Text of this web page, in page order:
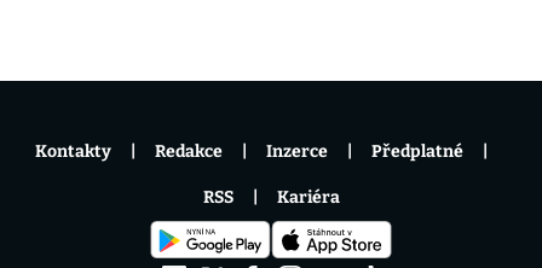
Kontakty Redakce Inzerce Předplatné
RSS Kariéra